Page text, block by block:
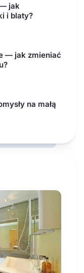
jak
i blaty?
— jak zmieniać
na małą